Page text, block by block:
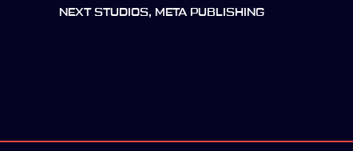
NEXT STUDIOS, META PUBLISHING